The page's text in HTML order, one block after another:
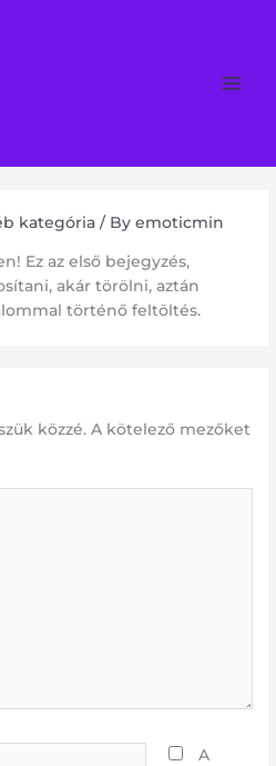
kategória / Byemoticmin
Ez az első bejegyzés,
akár törölni, aztán
történő feltöltés.
közzé. A kötelező mezőket
A